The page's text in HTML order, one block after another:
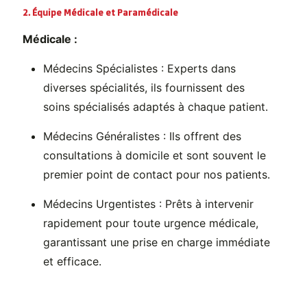
2. Équipe Médicale et Paramédicale
Médicale :
Médecins Spécialistes : Experts dans
diverses spécialités, ils fournissent des
soins spécialisés adaptés à chaque patient.
Médecins Généralistes : Ils offrent des
consultations à domicile et sont souvent le
premier point de contact pour nos patients.
Médecins Urgentistes : Prêts à intervenir
rapidement pour toute urgence médicale,
garantissant une prise en charge immédiate
et efficace.